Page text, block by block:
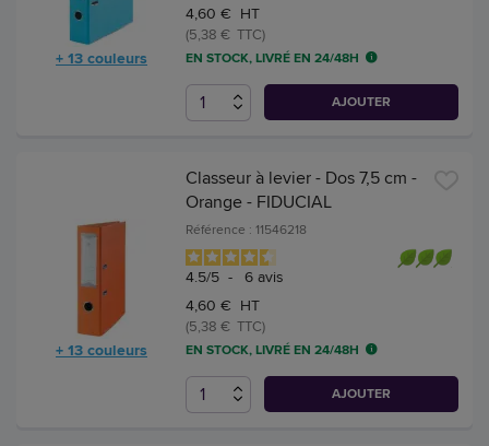
+ 13 couleurs
4,60 € HT
(5,38 € TTC)
EN STOCK, LIVRÉ EN 24/48H
AJOUTER
+ 13 couleurs
Classeur à levier - Dos 7,5 cm -
Orange - FIDUCIAL
Référence : 11546218
4.5/5 - 6 avis
4,60 € HT
(5,38 € TTC)
EN STOCK, LIVRÉ EN 24/48H
AJOUTER